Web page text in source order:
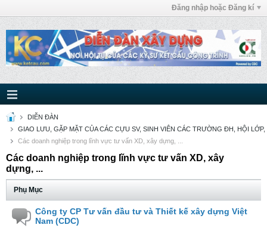
Đăng nhập hoặc Đăng kí
DIỄN ĐÀN
GIAO LƯU, GẶP MẶT CỦA CÁC CỰU SV, SINH VIÊN CÁC TRƯỜNG ĐH, HỘI LỚP,
Các doanh nghiệp trong lĩnh vực tư vấn XD, xây dựng, ...
Các doanh nghiệp trong lĩnh vực tư vấn XD, xây
dựng, ...
Phụ Mục
Công ty CP Tư vấn đầu tư và Thiết kế xây dựng Việt
Nam (CDC)